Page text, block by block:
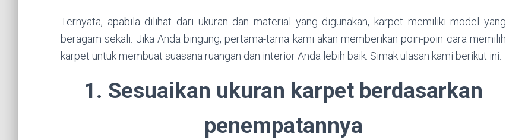
Ternyata, apabila dilihat dari ukuran dan material yang digunakan, karpet memiliki model yang
beragam sekali. Jika Anda bingung, pertama-tama kami akan memberikan poin-poin cara memilih
karpet untuk membuat suasana ruangan dan interior Anda lebih baik. Simak ulasan kami berikut ini.
1. Sesuaikan ukuran karpet berdasarkan
penempatannya